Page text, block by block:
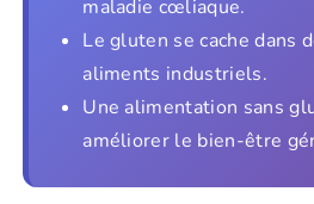
maladie cœliaque.
Le gluten se cache dans
aliments industriels.
Une alimentation sans
améliorer le bien-être